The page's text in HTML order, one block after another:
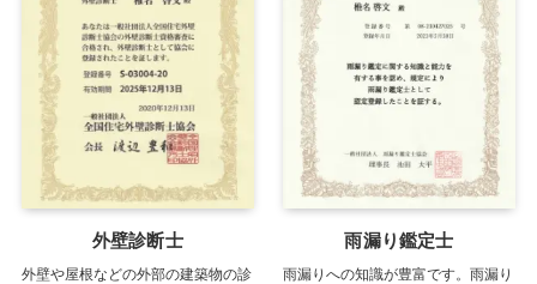
外壁診断士
外壁や屋根などの外部の建築物の診
雨漏り鑑定士
雨漏りへの知識が豊富です。雨漏り